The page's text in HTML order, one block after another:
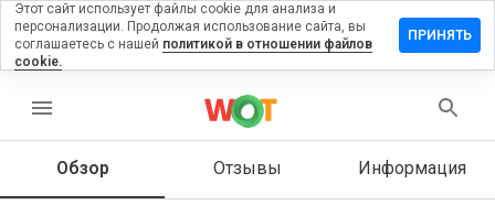
menu
Обзор Отзывы Информация
отзыв на
вы
Этот сайт использует файлы cookie для анализа и
персонализации. Продолжая использование сайта, вы
соглашаетесь с нашей политикой в отношении файлов
cookie.
ПРИНЯТЬ